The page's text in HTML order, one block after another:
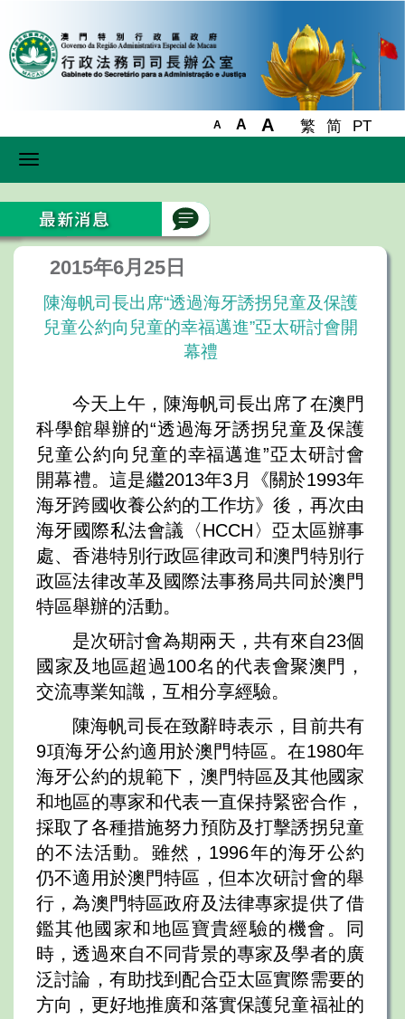
A A A 繁 简 PT
Toggle
2015年6月25日
陳海帆司長出席“透過海牙誘拐兒童及保護
兒童公約向兒童的幸福邁進”亞太研討會開
幕禮
今天上午，陳海帆司長出席了在澳門
科學館舉辦的“透過海牙誘拐兒童及保護
兒童公約向兒童的幸福邁進”亞太研討會
開幕禮。這是繼2013年3月《關於1993年
海牙跨國收養公約的工作坊》後，再次由
海牙國際私法會議〈HCCH〉亞太區辦事
處、香港特別行政區律政司和澳門特別行
政區法律改革及國際法事務局共同於澳門
特區舉辦的活動。
是次研討會為期兩天，共有來自23個
國家及地區超過100名的代表會聚澳門，
交流專業知識，互相分享經驗。
陳海帆司長在致辭時表示，目前共有
9項海牙公約適用於澳門特區。在1980年
海牙公約的規範下，澳門特區及其他國家
和地區的專家和代表一直保持緊密合作，
採取了各種措施努力預防及打擊誘拐兒童
的不法活動。雖然，1996年的海牙公約
仍不適用於澳門特區，但本次研討會的舉
行，為澳門特區政府及法律專家提供了借
鑑其他國家和地區寶貴經驗的機會。同
時，透過來自不同背景的專家及學者的廣
泛討論，有助找到配合亞太區實際需要的
方向，更好地推廣和落實保護兒童福祉的